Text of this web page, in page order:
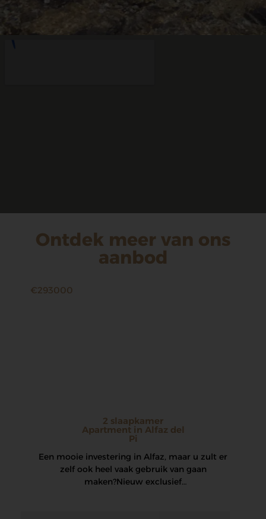
Ontdek meer van ons
aanbod
€293000
2 slaapkamer
Apartment in Alfaz del
Pi
Een mooie investering in Alfaz, maar u zult er
zelf ook heel vaak gebruik van gaan
maken? Nieuw exclusief